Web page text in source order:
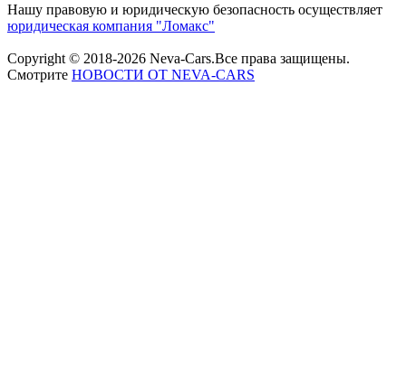
Нашу правовую и юридическую безопасность осуществляет
юридическая компания "Ломакс"
Copyright © 2018-2026 Neva-Cars.Все права защищены.
Смотрите НОВОСТИ ОТ NEVA-CARS